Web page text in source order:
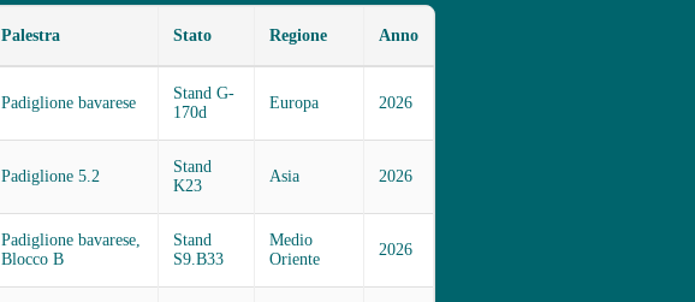
Palestra Stato Regione Anno
Padiglione bavarese
Stand G-
170d
Europa 2026
Padiglione 5.2
Stand
K23
Asia 2026
Padiglione bavarese,
Blocco B
Stand
S9.B33
Medio
Oriente
2026